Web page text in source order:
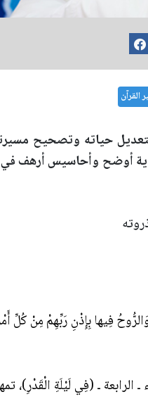
القرآن
حياته وتصحيح
أوضح وأحاسيس أرهف
وَالرُّوحُ فِيها بِإِذْنِ رَبِّهِمْ مِنْ
ـ (فِي لَيْلَةِ الْقَدْرِ)،